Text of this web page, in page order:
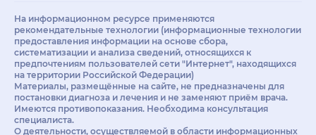
На информационном ресурсе применяются
рекомендательные технологии (информационные технологии
предоставления информации на основе сбора,
систематизации и анализа сведений, относящихся к
предпочтениям пользователей сети "Интернет", находящихся
на территории Российской Федерации)
Материалы, размещённые на сайте, не предназначены для
постановки диагноза и лечения и не заменяют приём врача.
Имеются противопоказания. Необходима консультация
специалиста.
О деятельности, осуществляемой в области информационных